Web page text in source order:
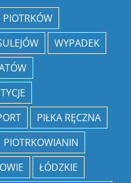
PIOTRKÓW
WYPADEK
PIŁKA RĘCZNA
PIOTRKOWIANIN
ŁÓDZKIE